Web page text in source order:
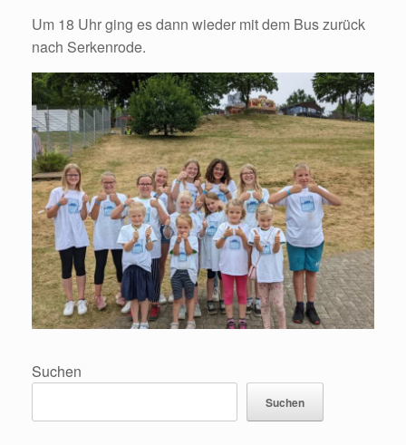
Um 18 Uhr ging es dann wieder mit dem Bus zurück
nach Serkenrode.
Suchen
Suchen